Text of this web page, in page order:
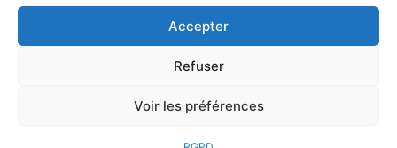
Accepter
Refuser
Voir les préférences
Téléphone:0 805 69 64 75 / 02 37 34 04 04
contact@smvformation.fr
Création & Hébergement Web Cloud par